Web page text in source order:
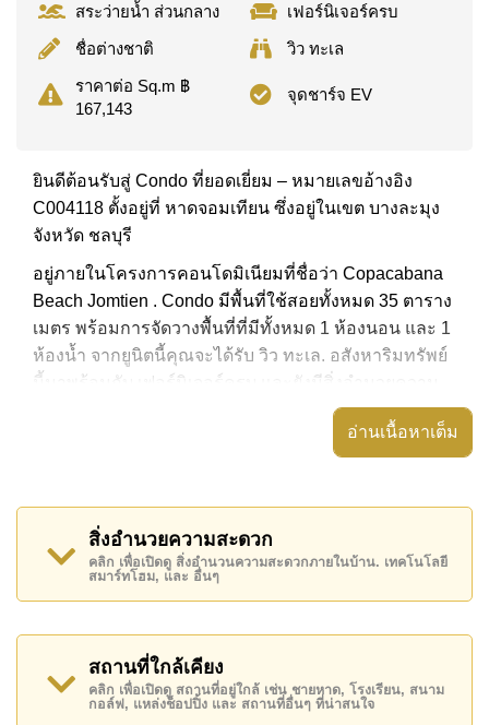
สระว่ายน้ำ ส่วนกลาง
เฟอร์นิเจอร์ครบ
ชื่อต่างชาติ
วิว ทะเล
ราคาต่อ Sq.m ฿
167,143
จุดชาร์จ EV
ยินดีต้อนรับสู่ Condo ที่ยอดเยี่ยม – หมายเลขอ้างอิง
C004118 ตั้งอยู่ที่ หาดจอมเทียน ซึ่งอยู่ในเขต บางละมุง
จังหวัด ชลบุรี
อยู่ภายในโครงการคอนโดมิเนียมที่ชื่อว่า Copacabana
Beach Jomtien . Condo มีพื้นที่ใช้สอยทั้งหมด 35 ตาราง
เมตร พร้อมการจัดวางพื้นที่ที่มีทั้งหมด 1 ห้องนอน และ 1
ห้องน้ำ จากยูนิตนี้คุณจะได้รับ วิว ทะเล. อสังหาริมทรัพย์
นี้มาพร้อมกับ เฟอร์นิเจอร์ครบ และยังมีสิ่งอำนวยความ
สะดวก ได้แก่ มีระเบียง, เครื่องปรับอากาศครบ,
อสังหาริมทรัพย์นี้สามารถใช้ สระว่ายน้ำ ส่วนกลาง ได้
ส่วนกลาง ได้แก่ จุดชาร์จ EV, ฟิสเนส, สกายเทอร์เรซ,
ห้องเกมส์
สถานที่สำคัญใกล้ Copacabana Beach Jomtien ได้แก่:
ติดชายหาด, บิ๊กซี เอ็กซ์ตร้า , หาดจอมเทียน, ถนนคนเดิน
, เอเชีย 9 หลุม กอล์ฟ , โรงพยาบาลเมืองพัทยา,
รพ.กรุงเทพจอมเทียน
อสังหาริมทรัพย์นี้มีไว้สำหรับขายในราคา ฿ 5,850,000
อ่านเนื้อหาเต็ม
สิ่งอำนวยความสะดวก
คลิก เพื่อเปิดดู สิ่งอำนวนความสะดวกภายในบ้าน. เทคโนโลยี
สมาร์ทโฮม, และ อื่นๆ
สถานที่ใกล้เคียง
คลิก เพื่อเปิดดู สถานที่อยู่ใกล้ เช่น ชายหาด, โรงเรียน, สนาม
กอล์ฟ, แหล่งช็อปปิ้ง และ สถานที่อื่นๆ ที่น่าสนใจ